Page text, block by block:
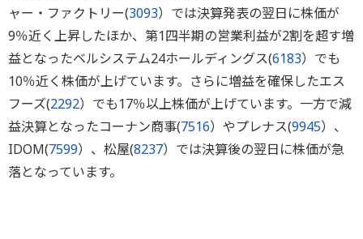
ャー・ファクトリー(3093）では決算発表の翌日に株価が
9％近く上昇したほか、第1四半期の営業利益が2割を超す増
益となったベルシステム24ホールディングス(6183）でも
10％近く株価が上げています。さらに増益を確保したエス
フーズ(2292）でも17％以上株価が上げています。一方で減
益決算となったコーナン商事(7516）やプレナス(9945）、
IDOM(7599）、松屋(8237）では決算後の翌日に株価が急
落となっています。